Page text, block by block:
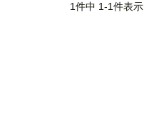
1件中 1-1件表示